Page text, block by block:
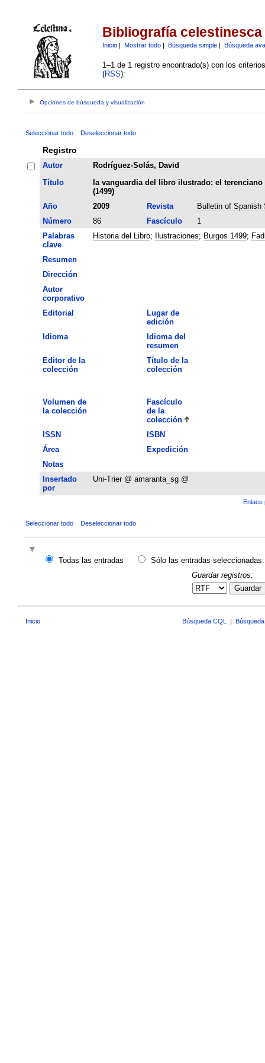
Bibliografía celestinesca
Inicio| Mostrar todo| Búsqueda simple| Búsqueda
1–1 de 1 registro encontrado(s) con los
(RSS):
Opciones de búsqueda y visualización
Seleccionar todo Deseleccionar todo
Registro
Autor
Rodríguez-Solás, David
Título
la vanguardia del libro ilustrado: el
(1499)
Año
2009 Revista
Bulletin of Spanish
Número
86 Fascículo
1
Palabras
clave
Historia del Libro; Ilustraciones; Burgos 1499;
Resumen
Dirección
Autor
corporativo
Editorial
Lugar de
edición
Idioma
Idioma del
resumen
Editor de la
colección
Título de la
colección
Volumen de
la colección
Fascículo
de la
colección
ISSN
ISBN
Área
Expedición
Notas
Insertado
por
Uni-Trier @ amaranta_sg @
Enlace
Seleccionar todo Deseleccionar todo
Todas las entradas
Sólo las entradas seleccionadas:
Guardar registros:
Guardar
Inicio Búsqueda CQL